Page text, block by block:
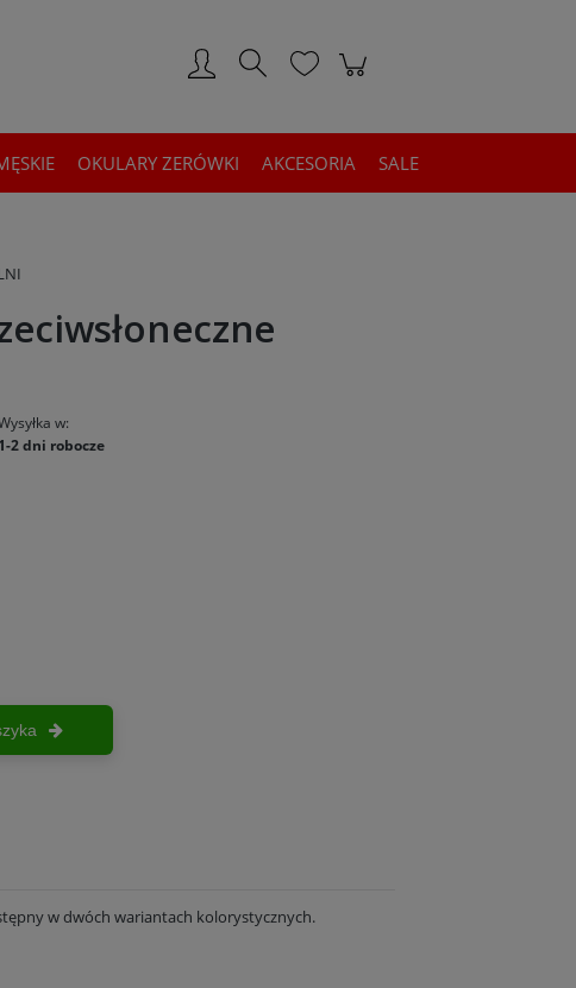
OKULARY ZERÓWKI AKCESORIA SALE
w:
1-2 dni robocze
w dwóch wariantach kolorystycznych.